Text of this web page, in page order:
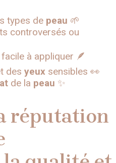
types de peau 🌱
controversés ou
à appliquer 🪶
des yeux sensibles 👀
de la peau ✨
réputation